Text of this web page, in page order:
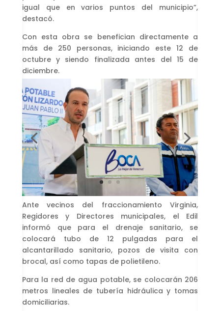
igual que en varios puntos del municipio”,
destacó.
Con esta obra se benefician directamente a
más de 250 personas, iniciando este 12 de
octubre y siendo finalizada antes del 15 de
diciembre.
Ante vecinos del fraccionamiento Virginia,
Regidores y Directores municipales, el Edil
informó que para el drenaje sanitario, se
colocará tubo de 12 pulgadas para el
alcantarillado sanitario, pozos de visita con
brocal, así como tapas de polietileno.
Para la red de agua potable, se colocarán 206
metros lineales de tubería hidráulica y tomas
domiciliarias.